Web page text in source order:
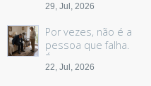
29, Jul, 2026
Por vezes, não é a
pessoa que falha.
É o espaço.
22, Jul, 2026